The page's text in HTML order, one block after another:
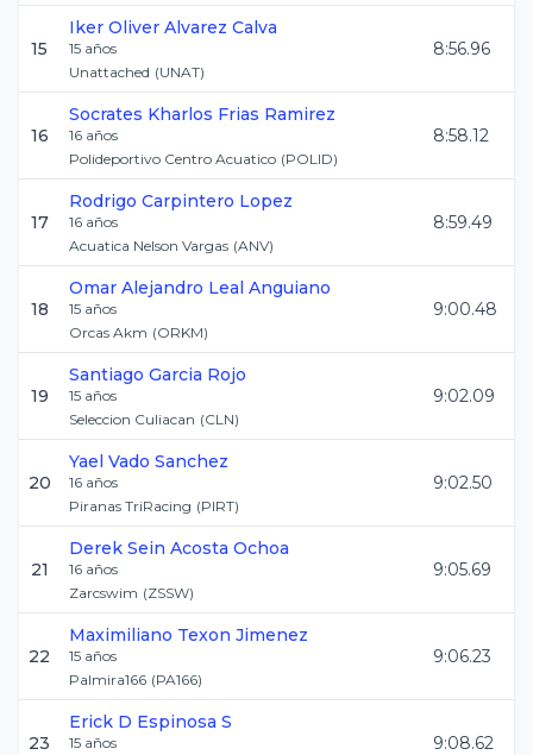
15
Iker Oliver Alvarez Calva
15 años
Unattached (UNAT)
8:56.96
16
Socrates Kharlos Frias Ramirez
16 años
Polideportivo Centro Acuatico (POLID)
8:58.12
17
Rodrigo Carpintero Lopez
16 años
Acuatica Nelson Vargas (ANV)
8:59.49
18
Omar Alejandro Leal Anguiano
15 años
Orcas Akm (ORKM)
9:00.48
19
Santiago Garcia Rojo
15 años
Seleccion Culiacan (CLN)
9:02.09
20
Yael Vado Sanchez
16 años
Piranas TriRacing (PIRT)
9:02.50
21
Derek Sein Acosta Ochoa
16 años
Zarcswim (ZSSW)
9:05.69
22
Maximiliano Texon Jimenez
15 años
Palmira166 (PA166)
9:06.23
23
Erick D Espinosa S
15 años
9:08.62